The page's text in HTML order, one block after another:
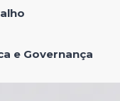
e Governança